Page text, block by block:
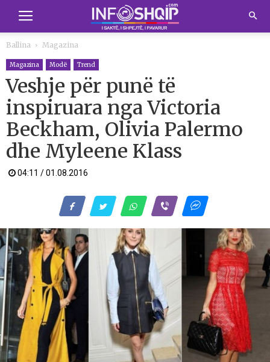
Ballina Magazina
Magazina Modë Trend
Veshje për punë të
inspiruara nga Victoria
Beckham, Olivia Palermo
dhe Myleene Klass
04:11 / 01.08.2016